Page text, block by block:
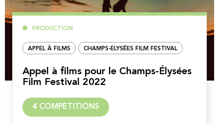
PRODUCTION
APPEL À FILMS CHAMPS-ELYSÉES FILM FESTIVAL
Appel à films pour le Champs-Élysées
Film Festival 2022
4 COMPÉTITIONS